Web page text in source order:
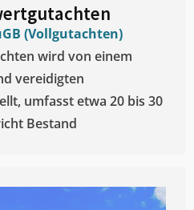
(Vollgutachten)
wird von einem
vereidigten
umfasst etwa 20 bis 30
Bestand